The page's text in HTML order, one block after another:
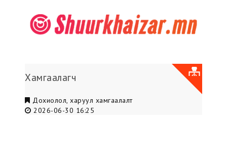
Хамгаалагч
Дохиолол, харуул хамгаалалт
2026-06-30 16:25